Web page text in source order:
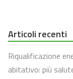
Articoli recenti
Riqualificazione
abitativo: più